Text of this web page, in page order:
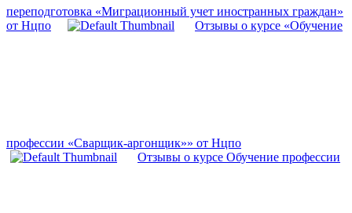
переподготовка «Миграционный учет иностранных граждан»
от Нцпо
Отзывы о курсе «Обучение
профессии «Сварщик-аргонщик»» от Нцпо
Отзывы о курсе Обучение профессии